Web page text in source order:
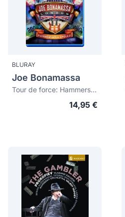
BLURAY
Joe Bonamassa
Tour de force: Hammersmith Apollo (Live in London 2013)
14,95 €